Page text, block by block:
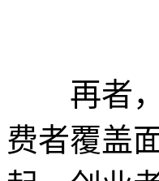
再者，
费者覆盖